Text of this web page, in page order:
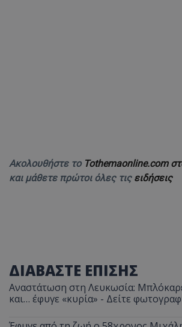
Ακολουθήστε το Tothemaonline.com
και μάθετε πρώτοι όλες τις ειδήσεις
ΔΙΑΒΑΣΤΕ ΕΠΙΣΗΣ
Αναστάτωση στη Λευκωσία:
και… έφυγε «κυρία» - Δείτε